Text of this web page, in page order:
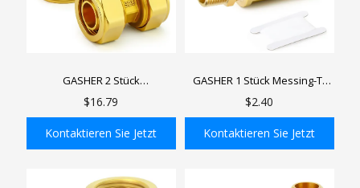
In den Einkaufswagen
GASHER 2 Stück
Verschraubungen für
Messing-Nickel-beschichtete
Luftrohrverschraubungen für
$16.79
Kontaktieren Sie Jetzt
GASHER 1 Stück Messing-T-
Rohrverschraubungen, NPT-
Innengewinde x NPT-
Außengewinde,
$2.40
Kontaktieren Sie Jetzt